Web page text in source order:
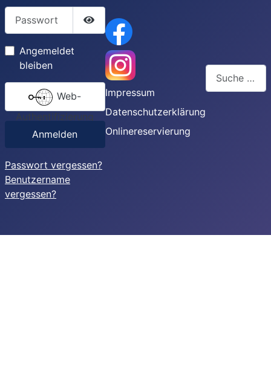
Passwort
Passwort anzeigen
Angemeldet
bleiben
Web-
Authentifizierung
Anmelden
Passwort vergessen?
Benutzername
vergessen?
Impressum
Datenschutzerklärung
Onlinereservierung
Suchen